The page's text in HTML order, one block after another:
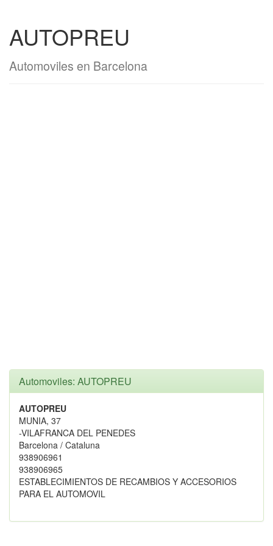
AUTOPREU
Automoviles en Barcelona
Automoviles: AUTOPREU
AUTOPREU
MUNIA, 37
-VILAFRANCA DEL PENEDES
Barcelona / Cataluna
938906961
938906965
ESTABLECIMIENTOS DE RECAMBIOS Y ACCESORIOS
PARA EL AUTOMOVIL